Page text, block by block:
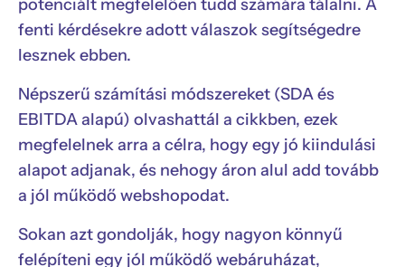
potenciált megfelelően tudd számára tálalni. A
fenti kérdésekre adott válaszok segítségedre
lesznek ebben.
Népszerű számítási módszereket (SDA és
EBITDA alapú) olvashattál a cikkben, ezek
megfelelnek arra a célra, hogy egy jó kiindulási
alapot adjanak, és nehogy áron alul add tovább
a jól működő webshopodat.
Sokan azt gondolják, hogy nagyon könnyű
felépíteni egy jól működő webáruházat,